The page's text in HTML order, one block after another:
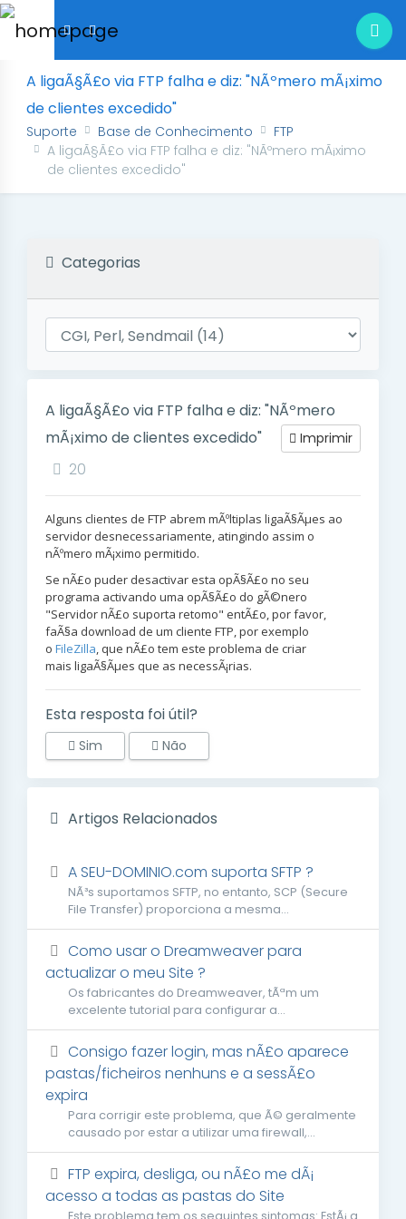
A ligaÃ§Ã£o via FTP falha e diz: "NÃºmero mÃ¡ximo
de clientes excedido"
Suporte Base de Conhecimento
FTP
A ligaÃ§Ã£o via FTP falha e diz: "NÃºmero mÃ¡ximo
de clientes excedido"
Categorias
A ligaÃ§Ã£o via FTP falha e diz: "NÃºmero
mÃ¡ximo de clientes excedido"
Imprimir
20
Alguns clientes de FTP abrem mÃºltiplas ligaÃ§Ãµes ao
servidor desnecessariamente, atingindo assim o
nÃºmero mÃ¡ximo permitido.
Se nÃ£o puder desactivar esta opÃ§Ã£o no seu
programa activando uma opÃ§Ã£o do gÃ©nero
"Servidor nÃ£o suporta retomo" entÃ£o, por favor,
faÃ§a download de um cliente FTP, por exemplo
o FileZilla, que nÃ£o tem este problema de criar
mais ligaÃ§Ãµes que as necessÃ¡rias.
Esta resposta foi útil?
Sim Não
Artigos Relacionados
A SEU-DOMINIO.com suporta SFTP ?
NÃ³s suportamos SFTP, no entanto, SCP (Secure
File Transfer) proporciona a mesma...
Como usar o Dreamweaver para
actualizar o meu Site ?
Os fabricantes do Dreamweaver, tÃªm um
excelente tutorial para configurar a...
Consigo fazer login, mas nÃ£o aparece
pastas/ficheiros nenhuns e a sessÃ£o
expira
Para corrigir este problema, que Ã© geralmente
causado por estar a utilizar uma firewall,...
FTP expira, desliga, ou nÃ£o me dÃ¡
acesso a todas as pastas do Site
Este problema tem os seguintes sintomas: EstÃ¡ a